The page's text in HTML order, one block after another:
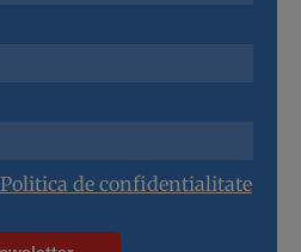
Politica de confidentialitate